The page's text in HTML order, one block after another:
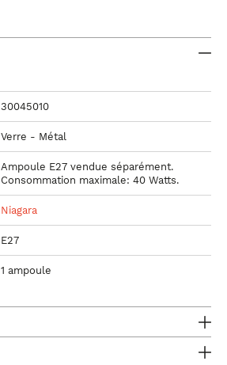
30045010
Verre - Métal
Ampoule E27 vendue séparément.
Consommation maximale: 40 Watts.
Niagara
E27
1 ampoule